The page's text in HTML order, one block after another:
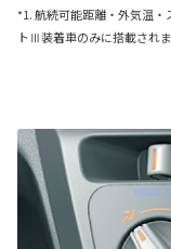
*1. 航続可能距離・外気温
トⅢ装着車のみに搭載されま